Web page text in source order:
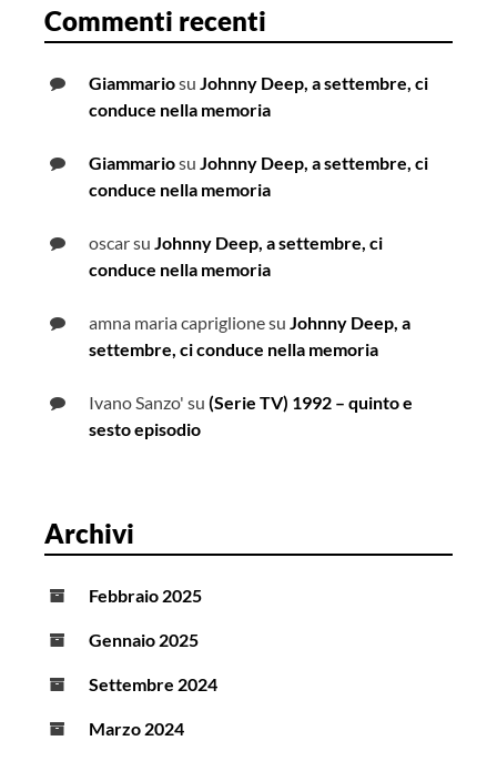
Commenti recenti
Giammariosu Johnny Deep, a settembre, ci
conduce nella memoria
Giammariosu Johnny Deep, a settembre, ci
conduce nella memoria
oscarsu Johnny Deep, a settembre, ci
conduce nella memoria
amna maria capriglionesu Johnny Deep, a
settembre, ci conduce nella memoria
Ivano Sanzo' su (Serie TV) 1992 – quinto e
sesto episodio
Archivi
Febbraio 2025
Gennaio 2025
Settembre 2024
Marzo 2024